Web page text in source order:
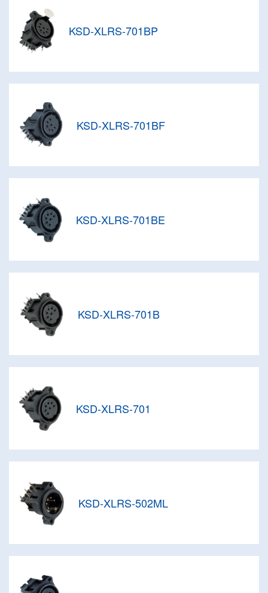
KSD-XLRS-701BP
KSD-XLRS-701BF
KSD-XLRS-701BE
KSD-XLRS-701B
KSD-XLRS-701
KSD-XLRS-502ML